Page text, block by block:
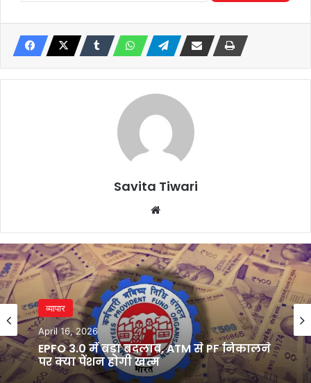
Savita Tiwari
व्यापार
April 16, 2026
EPFO 3.0 में बड़ा बदलाव, ATM से PF निकालने
पर क्या पेंशन होगी खत्म